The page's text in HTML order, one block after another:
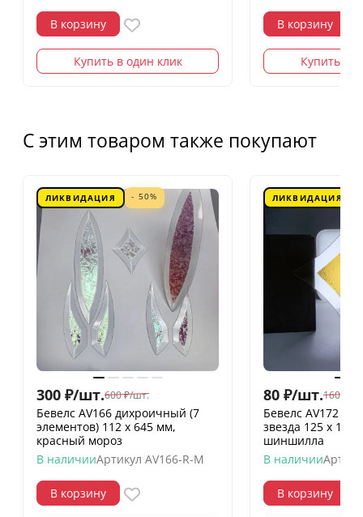
В корзину
Купить в один клик
В корзину
Купить в
С этим товаром также покупают
ЛИКВИДАЦИЯ - 50%
300 ₽/шт.600 ₽/шт.
Бевелс AV166 дихроичный (7
элементов) 112 х 645 мм,
красный мороз
В наличииАртикул AV166-R-M
В корзину
ЛИКВИДАЦИЯ
80 ₽/шт.160
Бевелс AV172
звезда 125 х 125
шиншилла
В наличии
В корзину